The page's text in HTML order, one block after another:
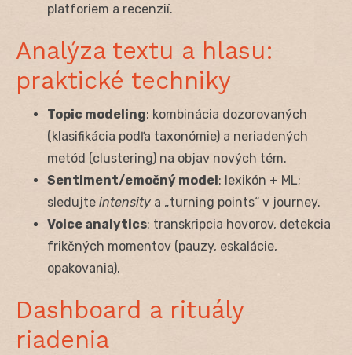
platforiem a recenzií.
Analýza textu a hlasu:
praktické techniky
Topic modeling: kombinácia dozorovaných
(klasifikácia podľa taxonómie) a neriadených
metód (clustering) na objav nových tém.
Sentiment/emočný model: lexikón + ML;
sledujte intensity a „turning points“ v journey.
Voice analytics: transkripcia hovorov, detekcia
frikčných momentov (pauzy, eskalácie,
opakovania).
Dashboard a rituály
riadenia